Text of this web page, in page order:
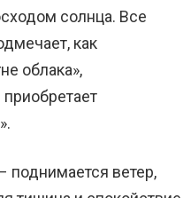
солнца. Все
как
облака»,
поднимается ветер,